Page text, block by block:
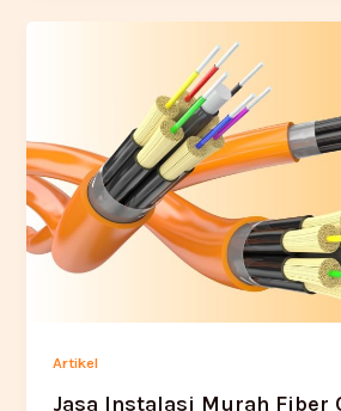
Artikel
Jasa Instalasi Murah Fiber